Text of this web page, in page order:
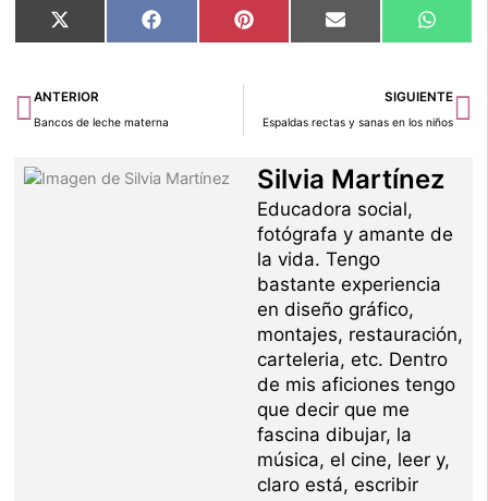
Compartir
en
X
(Twitter)
Compartir
en
Facebook Compartir
en
Pinterest Compartir
en
Email
en
Ant
ANTERIOR
Bancos de leche materna
SIGUIENTE
Espaldas rectas y sanas en los niños
Silvia Martínez
Educadora social,
fotógrafa y amante de
la vida. Tengo
bastante experiencia
en diseño gráfico,
montajes, restauración,
carteleria, etc. Dentro
de mis aficiones tengo
que decir que me
fascina dibujar, la
música, el cine, leer y,
claro está, escribir